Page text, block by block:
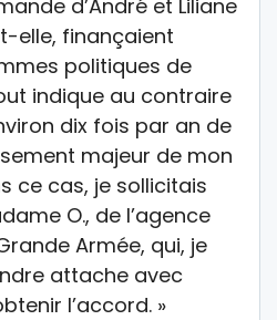
d’André et Liliane
elle, finançaient
politiques de
indique au contraire
dix fois par an de
majeur de mon
ce cas, je sollicitais
O., de l’agence
Armée, qui, je
attache avec
l’accord. »